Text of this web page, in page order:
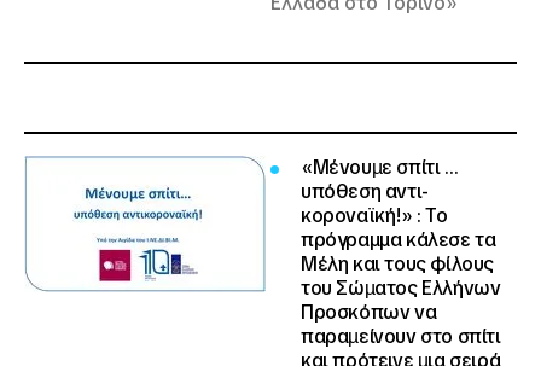
«Μένουµε σπίτι …
υπόθεση αντι-
κοροναϊκή!» : Το
πρόγραμμα κάλεσε τα
Μέλη και τους φίλους
του Σώµατος Ελλήνων
Προσκόπων να
παραµείνουν στο σπίτι
και πρότεινε µια σειρά